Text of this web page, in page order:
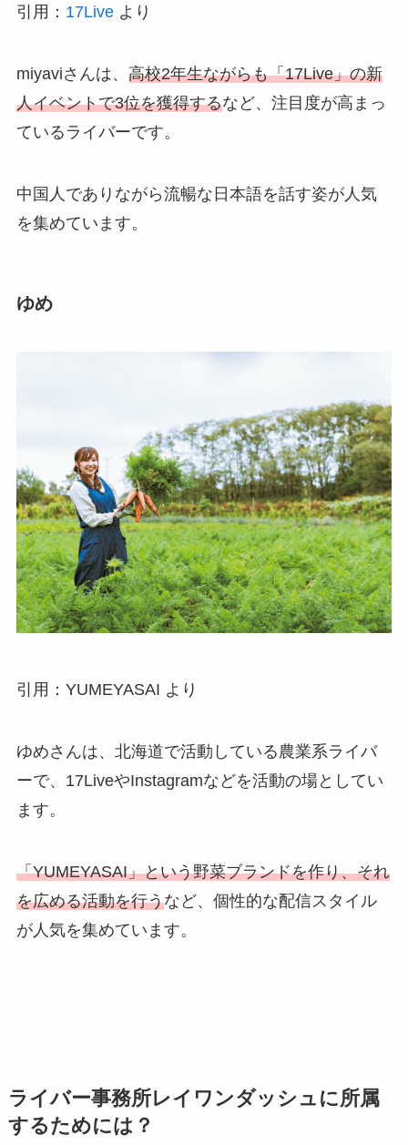
引用： 17Liveより
miyaviさんは、 高校2年生ながらも「17Live」の新
人イベントで3位を獲得するなど、注目度が高まっ
ているライバーです。
中国人でありながら流暢な日本語を話す姿が人気
を集めています。
ゆめ
引用：YUMEYASAI より
ゆめさんは、北海道で活動している農業系ライバ
ーで、17LiveやInstagramなどを活動の場としてい
ます。
「YUMEYASAI」という野菜ブランドを作り、それ
を広める活動を行うなど、個性的な配信スタイル
が人気を集めています。
ライバー事務所レイワンダッシュに所属
するためには？